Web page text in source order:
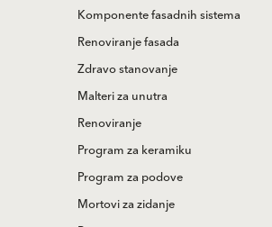
Komponente fasadnih sistema
Renoviranje fasada
Zdravo stanovanje
Malteri za unutra
Renoviranje
Program za keramiku
Program za podove
Mortovi za zidanje